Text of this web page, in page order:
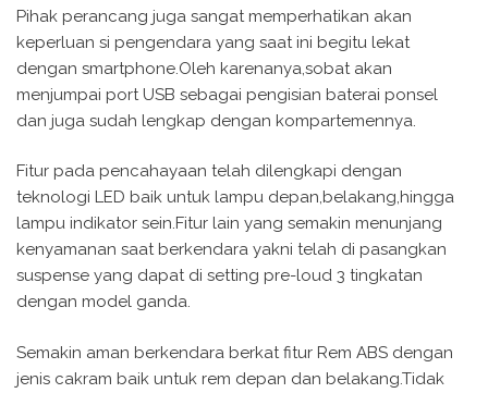
Pihak perancang juga sangat memperhatikan akan
keperluan si pengendara yang saat ini begitu lekat
dengan smartphone.Oleh karenanya,sobat akan
menjumpai port USB sebagai pengisian baterai ponsel
dan juga sudah lengkap dengan kompartemennya.
Fitur pada pencahayaan telah dilengkapi dengan
teknologi LED baik untuk lampu depan,belakang,hingga
lampu indikator sein.Fitur lain yang semakin menunjang
kenyamanan saat berkendara yakni telah di pasangkan
suspense yang dapat di setting pre-loud 3 tingkatan
dengan model ganda.
Semakin aman berkendara berkat fitur Rem ABS dengan
jenis cakram baik untuk rem depan dan belakang.Tidak